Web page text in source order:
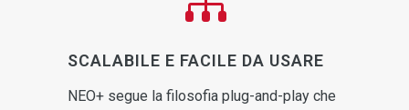
SCALABILE E FACILE DA USARE
NEO+ segue la filosofia plug-and-play che